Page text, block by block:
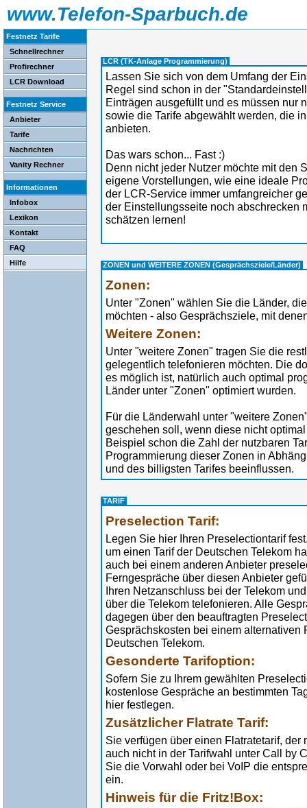
www.Telefon-Sparbuch.de
Festnetz Tarife
Schnellrechner
Profirechner
LCR Download
Festnetz Service
Anbieter
Tarife
Nachrichten
Vanity Rechner
Informationen
Infobox
Lexikon
Kontakt
FAQ
Hilfe
LCR (TK-Anlage Programmierung)
Lassen Sie sich von dem Umfang der
Regel sind schon in der
Einträgen ausgefüllt und es müssen nur
sowie die Tarife abgewählt werden, die
anbieten.
Das wars schon... Fast :)
Denn nicht jeder Nutzer möchte mit den
eigene Vorstellungen, wie eine ideale
der LCR-Service immer umfangreicher
der Einstellungsseite noch abschrecken
schätzen lernen!
ZONEN und WEITERE ZONEN (Gesprächsziele/Länder)
Zonen:
Unter "Zonen" wählen Sie die Länder,
möchten - also Gesprächsziele, mit
Weitere Zonen:
Unter "weitere Zonen" tragen Sie die
gelegentlich telefonieren möchten. Die
es möglich ist, natürlich auch optimal
Länder unter "Zonen" optimiert wurden.
Für die Länderwahl unter "weitere
geschehen soll, wenn diese nicht
Beispiel schon die Zahl der nutzbaren
Programmierung dieser Zonen in
und des billigsten Tarifes beeinflussen.
TARIF
Preselection Tarif:
Legen Sie hier Ihren Preselectiontarif
um einen Tarif der Deutschen Telekom
auch bei einem anderen Anbieter
Ferngespräche über diesen Anbieter
Ihren Netzanschluss bei der Telekom
über die Telekom telefonieren. Alle
dagegen über den beauftragten
Gesprächskosten bei einem alternativen
Deutschen Telekom.
Gesonderte Tarifoption:
Sofern Sie zu Ihrem gewählten
kostenlose Gespräche an bestimmten
hier festlegen.
Zusätzlicher Flatrate Tarif:
Sie verfügen über einen Flatratetarif,
auch nicht in der Tarifwahl unter Call by
Sie die Vorwahl oder bei VoIP die
ein.
Hinweis für die Fritz!Box: